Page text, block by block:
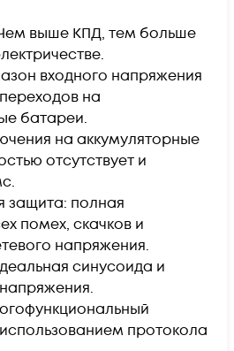
выше КПД, тем больше
входного напряжения
на
батареи.
на аккумуляторные
отсутствует и
защита: полная
помех, скачков и
напряжения.
синусоида и
протокола